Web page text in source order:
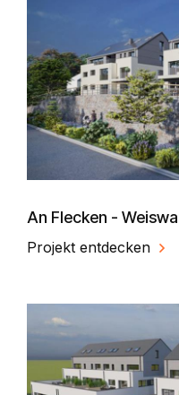
An Flecken -
Projekt entdecken